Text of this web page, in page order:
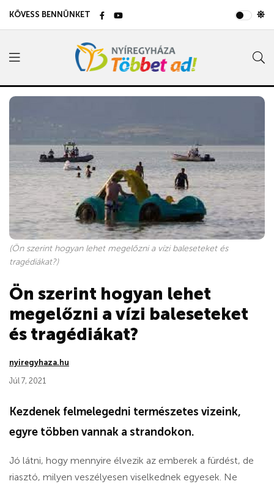
KÖVESS BENNÜNKET
(Ön szerint hogyan lehet megelőzni a vízi baleseteket és
tragédiákat?)
Ön szerint hogyan lehet
megelőzni a vízi baleseteket
és tragédiákat?
nyiregyhaza.hu
Júl 7, 2021
Kezdenek felmelegedni természetes vizeink,
egyre többen vannak a strandokon.
Jó látni, hogy mennyire élvezik az emberek a fürdést, de
riasztó, milyen veszélyesen viselkednek egyesek. Ne